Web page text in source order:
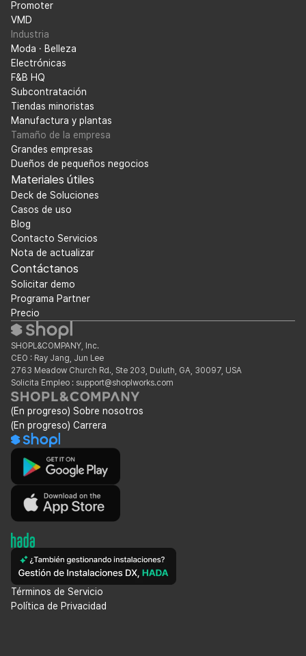
Promoter
VMD
Industria
Moda · Belleza
Electrónicas
F&B HQ
Subcontratación
Tiendas minoristas
Manufactura y plantas
Tamaño de la empresa
Grandes empresas
Dueños de pequeños negocios
Materiales útiles
Deck de Soluciones
Casos de uso
Blog
Contacto Servicios
Nota de actualizar
Contáctanos
Solicitar demo
Programa Partner
Precio
SHOPL&COMPANY, Inc.
CEO : Ray Jang, Jun Lee
2763 Meadow Church Rd., Ste 203, Duluth, GA, 30097, USA
Solicita Empleo : support@shoplworks.com
(En progreso) Sobre nosotros
(En progreso) Carrera
Términos de Servicio
Política de Privacidad